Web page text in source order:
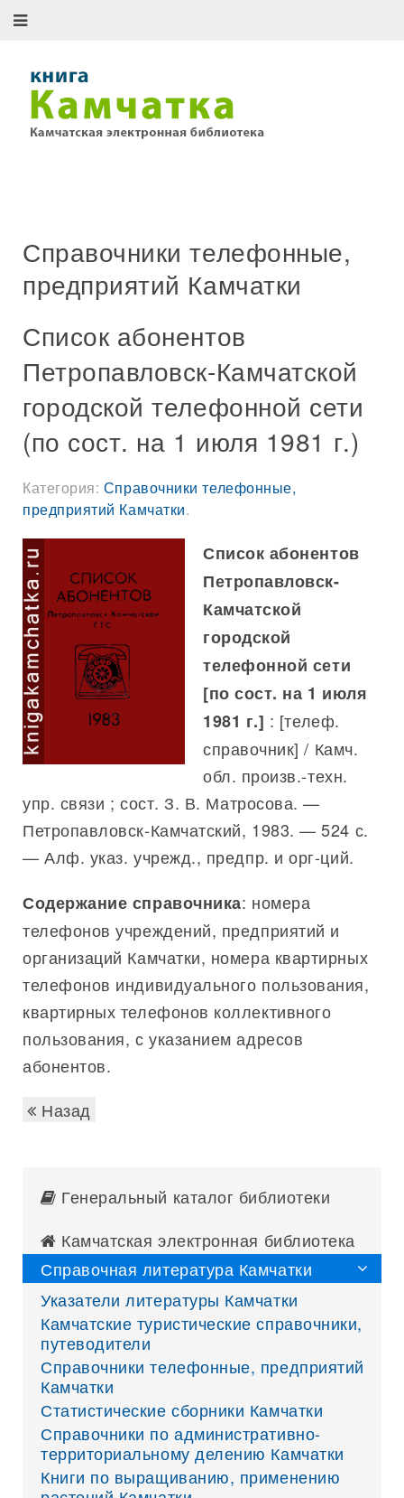
Справочники телефонные,
предприятий Камчатки
Список абонентов
Петропавловск-Камчатской
городской телефонной сети
(по сост. на 1 июля 1981 г.)
Категория: Справочники телефонные,
предприятий Камчатки.
Список абонентов
Петропавловск-
Камчатской
городской
телефонной сети
[по сост. на 1 июля
1981 г.] : [телеф.
справочник] / Камч.
обл. произв.-техн.
упр. связи ; сост. З. В. Матросова. —
Петропавловск-Камчатский, 1983. — 524 с.
— Алф. указ. учрежд., предпр. и орг-ций.
Содержание справочника: номера
телефонов учреждений, предприятий и
организаций Камчатки, номера квартирных
телефонов индивидуального пользования,
квартирных телефонов коллективного
пользования, с указанием адресов
абонентов.
Назад
Генеральный каталог библиотеки
Камчатская электронная библиотека
Справочная литература Камчатки
Указатели литературы Камчатки
Камчатские туристические справочники,
путеводители
Справочники телефонные, предприятий
Камчатки
Статистические сборники Камчатки
Справочники по административно-
территориальному делению Камчатки
Книги по выращиванию, применению